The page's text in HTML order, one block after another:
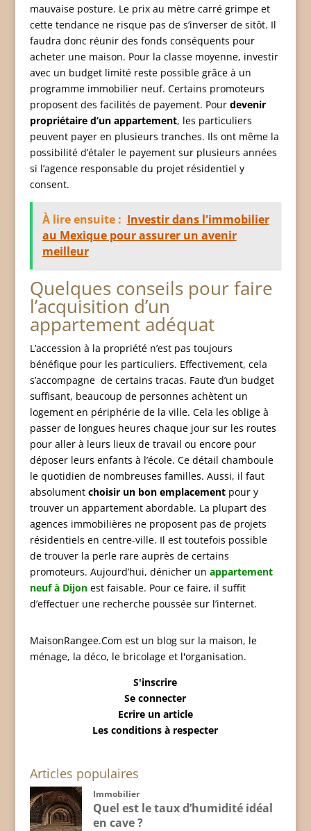
mauvaise posture. Le prix au mètre carré grimpe et
cette tendance ne risque pas de s’inverser de sitôt. Il
faudra donc réunir des fonds conséquents pour
acheter une maison. Pour la classe moyenne, investir
avec un budget limité reste possible grâce à un
programme immobilier neuf. Certains promoteurs
proposent des facilités de payement. Pour devenir
propriétaire d’un appartement, les particuliers
peuvent payer en plusieurs tranches. Ils ont même la
possibilité d’étaler le payement sur plusieurs années
si l’agence responsable du projet résidentiel y
consent.
À lire ensuite : Investir dans l'immobilier
au Mexique pour assurer un avenir
meilleur
Quelques conseils pour faire
l’acquisition d’un
appartement adéquat
L’accession à la propriété n’est pas toujours
bénéfique pour les particuliers. Effectivement, cela
s’accompagne de certains tracas. Faute d’un budget
suffisant, beaucoup de personnes achètent un
logement en périphérie de la ville. Cela les oblige à
passer de longues heures chaque jour sur les routes
pour aller à leurs lieux de travail ou encore pour
déposer leurs enfants à l’école. Ce détail chamboule
le quotidien de nombreuses familles. Aussi, il faut
absolument choisir un bon emplacementpour y
trouver un appartement abordable. La plupart des
agences immobilières ne proposent pas de projets
résidentiels en centre-ville. Il est toutefois possible
de trouver la perle rare auprès de certains
promoteurs. Aujourd’hui, dénicher un appartement
neuf à Dijonest faisable. Pour ce faire, il suffit
d’effectuer une recherche poussée sur l’internet.
MaisonRangee.Com est un blog sur la maison, le
ménage, la déco, le bricolage et l'organisation.
S'inscrire
Se connecter
Ecrire un article
Les conditions à respecter
Articles populaires
Immobilier
Quel est le taux d’humidité idéal
en cave ?